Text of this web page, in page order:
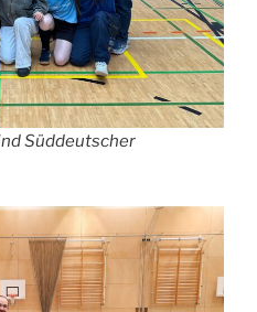
Süddeutscher